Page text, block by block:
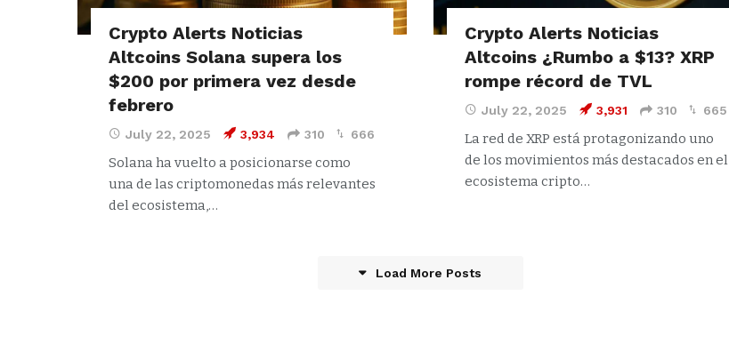
Crypto Alerts Noticias
Altcoins Solana supera los
$200 por primera vez desde
febrero
July 22, 2025 3,934 310 666
Solana ha vuelto a posicionarse como
una de las criptomonedas más relevantes
del ecosistema,…
Crypto Alerts Noticias
Altcoins ¿Rumbo a $13? XRP
rompe récord de TVL
July 22, 2025 3,931 310 665
La red de XRP está protagonizando uno
de los movimientos más destacados en el
ecosistema cripto…
Load More Posts